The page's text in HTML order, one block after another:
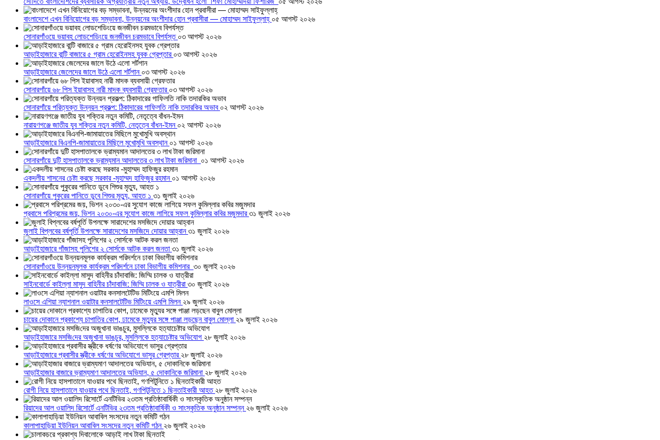
বাংলাদেশে এখন বিনিয়োগের বড় সম্ভাবনা, উন্নয়নের অংশীদার হোন প্রবাসীরা — মোহাম্মদ সাইফুল্লাহ্ ০৫ আগস্ট ২০২৬
সোনারগাঁওয়ে ভয়াবহ লোডশেডিংয়ে জনজীবন চরমভাবে বিপর্যস্ত ০৩ আগস্ট ২০২৬
আড়াইহাজারে বান্টি বাজারে ৫ গ্রাম হেরোইনসহ যুবক গ্রেপ্তার ০৩ আগস্ট ২০২৬
আড়াইহাজারে জেলেদের জালে উঠে এলো শর্টগান ০৩ আগস্ট ২০২৬
সোনারগাঁয়ে ৬৮ পিস ইয়াবাসহ নারী মাদক ব্যবসায়ী গ্রেফতার ০৩ আগস্ট ২০২৬
সোনারগাঁয়ে পরিত্যক্ত উন্নয়ন প্রকল্প: ঠিকাদারের গাফিলতি নাকি তদারকির অভাব ০২ আগস্ট ২০২৬
নারায়ণগঞ্জে জাতীয় যুব শক্তির নতুন কমিটি, নেতৃত্বে বাঁধন-ইমন ০২ আগস্ট ২০২৬
আড়াইহাজারে বিএনপি-জামায়াতের মিছিলে মুখোমুখি অবস্থান ০১ আগস্ট ২০২৬
সোনারগাঁয়ে দুটি হাসপাতালকে ভ্রাম্যমান আদালতের ৩ লাখ টাকা জরিমানা ০১ আগস্ট ২০২৬
একদলীয় শাসনের চেষ্টা করছে সরকার -মুহাম্মদ হাফিজুর রহমান ০১ আগস্ট ২০২৬
সোনারগাঁয়ে পুকুরের পানিতে ডুবে শিশুর মৃত্যু, আহত ১ ৩১ জুলাই ২০২৬
প্রবাসে পরিশ্রমের জয়, ভিশন ২০৩০-এর সুযোগ কাজে লাগিয়ে সফল কুমিল্লার কবির মজুমদার৩১ জুলাই ২০২৬
জুলাই বিপ্লবের বর্ষপূর্তি উপলক্ষে সারাদেশের মসজিদে দোয়ার আহ্বান৩১ জুলাই ২০২৬
আড়াইহাজারে গাঁজাসহ পুলিশের ২ সোর্সকে আটক করল জনতা ৩১ জুলাই ২০২৬
সোনারগাঁওয়ে উন্নয়নমূলক কার্যক্রম পরিদর্শনে ঢাকা বিভাগীয় কমিশনার ৩০ জুলাই ২০২৬
সাইনবোর্ডে কাইল্লা মাসুদ বাহিনীর চাঁদাবাজি: জিম্মি চালক ও যাত্রীরা ৩০ জুলাই ২০২৬
লাওসে এশিয়া ন্যাশনাল ওয়াটার কনসালটেটিভ মিটিংয়ে এমপি মিলন ২৯ জুলাই ২০২৬
চায়ের দোকানে প্রকাশ্যে চাপাতির কোপ, ঢামেকে মৃত্যুর সঙ্গে পাঞ্জা লড়ছেন বাবুল মোল্লা ২৯ জুলাই ২০২৬
আড়াইহাজারে মস‌জি‌দের অজুখানা ভাঙচুর, মুসল্লিকে হত্যাচেষ্টার অভিযোগ ২৮ জুলাই ২০২৬
আড়াইহাজারে প্রবাসীর স্ত্রীকে ধর্ষণের অভিযোগে ভাসুর গ্রেপ্তার ২৮ জুলাই ২০২৬
আড়াইহাজার বাজারে ভ্রাম্যমাণ আদালতের অভিযান, ৫ দোকানিকে জরিমানা ২৮ জুলাই ২০২৬
রোগী নিয়ে হাসপাতালে যাওয়ার পথে ছিনতাই, গণপিটুনিতে ১ ছিনতাইকারী আহত ২৮ জুলাই ২০২৬
রিয়াদের আল ওয়ালিদ রিসোর্টে এনটিভির ২৩তম প্রতিষ্ঠাবার্ষিকী ও সাংস্কৃতিক অনুষ্ঠান সম্পন্ন ২৬ জুলাই ২০২৬
কালাপাহাড়িয়া ইউনিয়ন আবাবিল সংসদের নতুন কমিটি গঠন ২৬ জুলাই ২০২৬